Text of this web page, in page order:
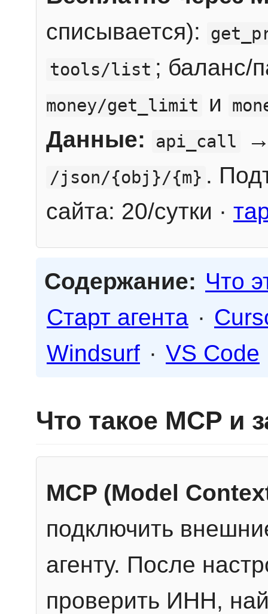
списывается):
tools/list ; баланс/
money/get_limit и
Данные: api_call
/json/{obj}/{m} .
сайта: 20/сутки ·
Содержание: Что
Старт агента ·
Windsurf · VS Code
Что такое MCP и
MCP (Model
подключить
агенту. После
проверить ИНН,